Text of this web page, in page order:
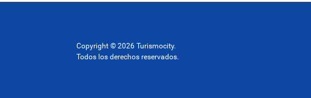
Copyright © 2026 Turismocity.
Todos los derechos reservados.